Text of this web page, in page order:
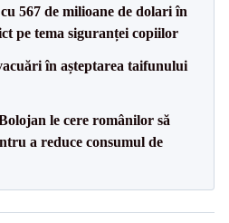
567 de milioane de dolari în
pe tema siguranței copiilor
în așteptarea taifunului
le cere românilor să
a reduce consumul de